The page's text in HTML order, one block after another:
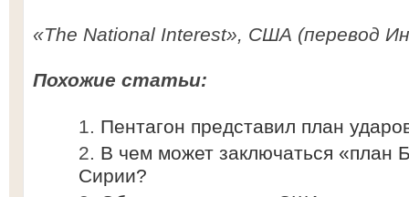
«The National Interest», США (перевод
Похожие статьи:
Пентагон представил план
В чем может заключаться «план
Сирии?